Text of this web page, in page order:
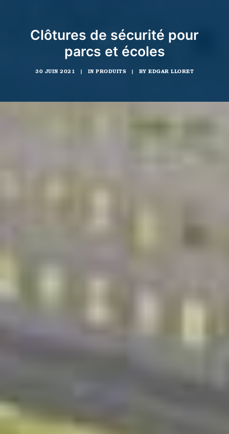
Clôtures de sécurité pour
parcs et écoles
30 JUIN 2021 | IN PRODUITS | BY EDGAR LLORET